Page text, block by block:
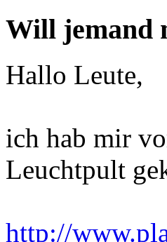
Will jemand
Hallo Leute,
ich hab mir
Leuchtpult
http://